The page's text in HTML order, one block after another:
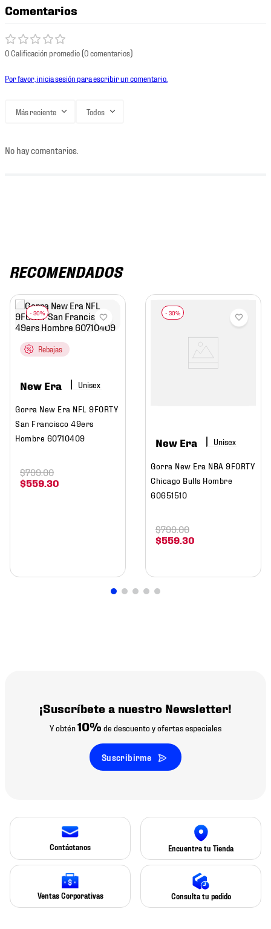
Comentarios
0 Calificación promedio(0 comentarios)
Por favor, inicia sesión para escribir un comentario.
Más reciente Todos
No hay comentarios.
RECOMENDADOS
Rebajas
New Era
Gorra New Era NFL 9FORTY
San Francisco 49ers
Hombre 60710409
$559.30
$799.00
New Era
Gorra New Era NBA 9FORTY
Chicago Bulls Hombre
60651510
$559.30
$799.00
¡Suscríbete a nuestro Newsletter!
Y obtén10% de descuento y ofertas especiales
Suscribirme
Contáctanos Encuentra tu Tienda
Ventas Corporativas Consulta tu pedido